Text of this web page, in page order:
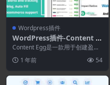
Wordpress插件
WordPress插件-Content E
gg 15.8.1–适用于联盟.价格
比较.交易网站的All In Nne
插件
Content Egg是一款用于创建盈利
和产品评论...
1 年前 54